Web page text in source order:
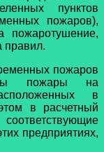
пунктов
пожаров),
пожаротушение,
правил.
пожаров
пожары на
в
в расчетный
предприятиях,